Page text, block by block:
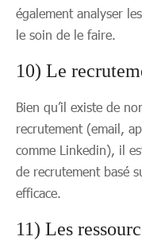
également analyser
le soin de le faire.
10) Le
Bien qu’il existe de
recrutement (email,
comme Linkedin), il
de recrutement basé
efficace.
11) Les